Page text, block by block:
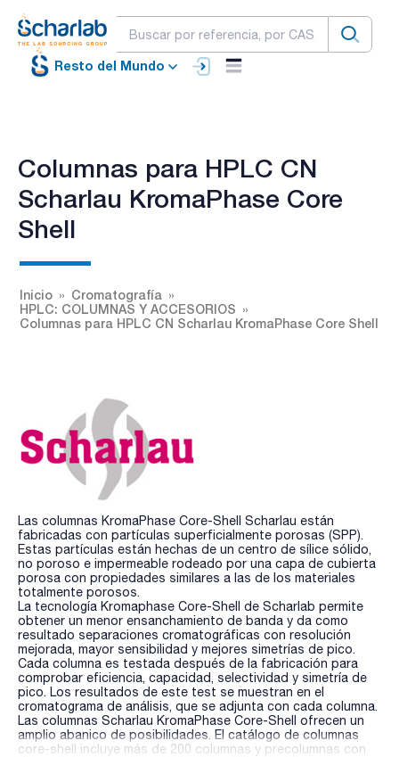
Resto del Mundo
Columnas para HPLC CN
Scharlau KromaPhase Core
Shell
Inicio
Cromatografía
HPLC: COLUMNAS Y ACCESORIOS
Columnas para HPLC CN Scharlau KromaPhase Core Shell
Las columnas KromaPhase Core-Shell Scharlau están
fabricadas con partículas superficialmente porosas (SPP).
Estas partículas están hechas de un centro de sílice sólido,
no poroso e impermeable rodeado por una capa de cubierta
porosa con propiedades similares a las de los materiales
totalmente porosos.
La tecnología Kromaphase Core-Shell de Scharlab permite
obtener un menor ensanchamiento de banda y da como
resultado separaciones cromatográficas con resolución
mejorada, mayor sensibilidad y mejores simetrías de pico.
Cada columna es testada después de la fabricación para
comprobar eficiencia, capacidad, selectividad y simetría de
pico. Los resultados de este test se muestran en el
cromatograma de análisis, que se adjunta con cada columna.
Las columnas Scharlau KromaPhase Core-Shell ofrecen un
amplio abanico de posibilidades. El catálogo de columnas
core-shell incluye más de 200 columnas y precolumnas con